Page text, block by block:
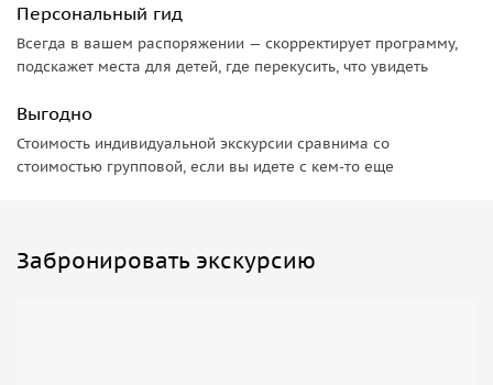
Персональный гид
Всегда в вашем распоряжении — скорректирует программу,
подскажет места для детей, где перекусить, что увидеть
Выгодно
Стоимость индивидуальной экскурсии сравнима со
стоимостью групповой, если вы идете с кем-то еще
Забронировать экскурсию